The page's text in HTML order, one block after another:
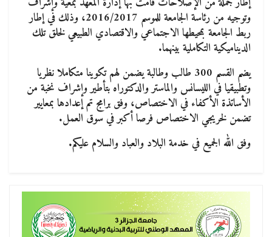
وتوجيه من رئاسة الجامعة للموسم 2016/2017، وذلك في إطار
ربط الجامعة بمحيطها الاجتماعي والاقتصادي الطبيعي لخلق تلك
الديناميكية التكاملية بينهما.
يضم القسم 300 طالب وطالبة يضمن لهم تكوينا متكاملا نظريا
وتطبيقيا في الليسانس والماستر والدكتوراه بتأطير وإشراف نخبة من
الأساتذة الأكفاء في الاختصاص، وفق برامج تم إعدادها بمعايير
تضمن لخريجي الاختصاص فرصا أكبر في سوق العمل.
وفق الله الجميع في خدمة البلاد والعباد والسلام عليكم.